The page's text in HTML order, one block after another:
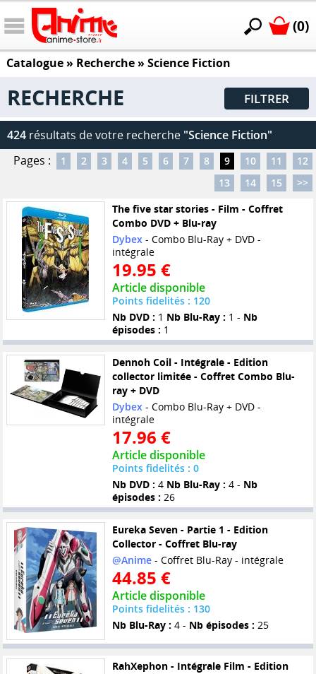
(0)
Catalogue» Recherche » Science Fiction
RECHERCHE FILTRER
424 résultats de votre recherche "Science Fiction"
Pages :
1 2 3 4 5 6 7 8 9 10 11
12
13
14 15
>>
The five star stories - Film - Coffret
Combo DVD + Blu-ray
Dybex- Combo Blu-Ray + DVD -
intégrale
19.95 €
Article disponible
Points fidelités : 120
Nb DVD : 1 Nb Blu-Ray : 1 - Nb
épisodes : 1
Dennoh Coil - Intégrale - Edition
collector limitée - Coffret Combo Blu-
ray + DVD
Dybex- Combo Blu-Ray + DVD -
intégrale
17.96 €
Article disponible
Points fidelités : 0
Nb DVD : 4 Nb Blu-Ray : 4 - Nb
épisodes : 26
Eureka Seven - Partie 1 - Edition
Collector - Coffret Blu-ray
@Anime- Coffret Blu-Ray - intégrale
44.85 €
Article disponible
Points fidelités : 130
Nb Blu-Ray : 4 - Nb épisodes : 25
RahXephon - Intégrale Film - Edition